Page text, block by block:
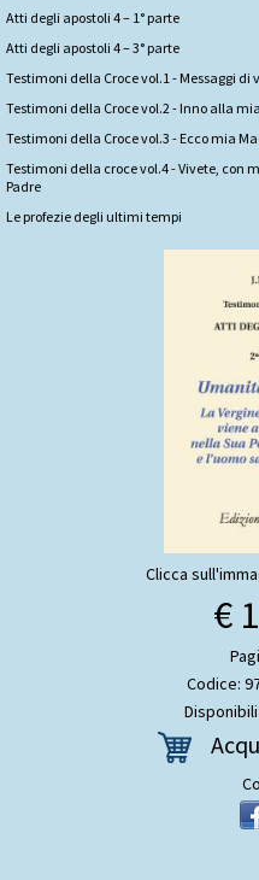
Atti degli apostoli 4 – 1° parte
Atti degli apostoli 4 – 3° parte
Testimoni della Croce vol.1 - Messaggi di
Testimoni della Croce vol.2 - Inno alla
Testimoni della Croce vol.3 - Ecco mia
Testimoni della croce vol.4 - Vivete, con
Padre
Le profezie degli ultimi tempi
Clicca
€
Codice: